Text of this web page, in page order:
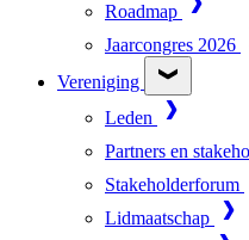
Roadmap
Jaarcongres 2026
Vereniging
Leden
Partners en
Stakeholderforum
Lidmaatschap